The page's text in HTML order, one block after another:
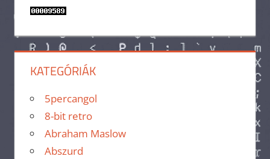
KATEGÓRIÁK
5percangol
8-bit retro
Abraham Maslow
Abszurd